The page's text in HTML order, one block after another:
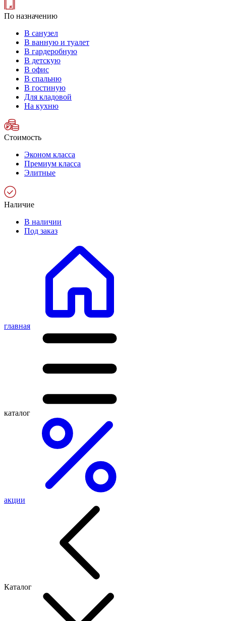
По назначению
В санузел
В ванную и туалет
В гардеробную
В детскую
В офис
В спальню
В гостиную
Для кладовой
На кухню
Стоимость
Эконом класса
Премиум класса
Элитные
Наличие
В наличии
Под заказ
главная
каталог
акции
Каталог